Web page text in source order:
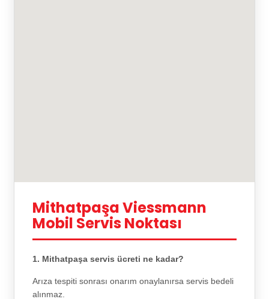
Mithatpaşa Viessmann
Mobil Servis Noktası
1. Mithatpaşa servis ücreti ne kadar?
Arıza tespiti sonrası onarım onaylanırsa servis bedeli
alınmaz.